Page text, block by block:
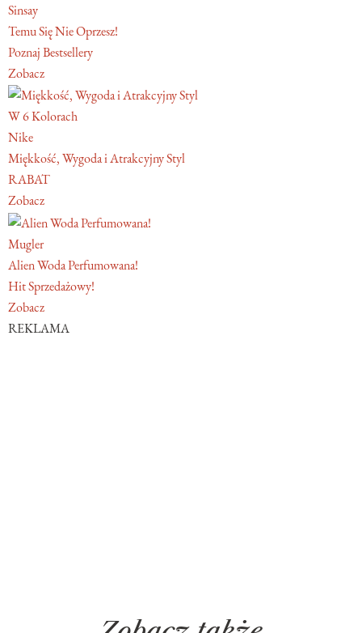
Sinsay
Temu Się Nie Oprzesz!
Poznaj Bestsellery
Zobacz
W 6 Kolorach
Nike
Miękkość, Wygoda i Atrakcyjny Styl
RABAT
Zobacz
Mugler
Alien Woda Perfumowana!
Hit Sprzedażowy!
Zobacz
REKLAMA